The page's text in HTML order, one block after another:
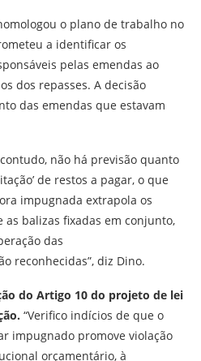
o plano de trabalho no
a identificar os
pelas emendas ao
dos repasses. A decisão
das emendas que estavam
não há previsão quanto
de restos a pagar, o que
impugnada extrapola os
balizas fixadas em conjunto,
das
reconhecidas”, diz Dino.
do Artigo 10 do projeto de lei
“Verifico indícios de que o
impugnado promove violação
orçamentário, à